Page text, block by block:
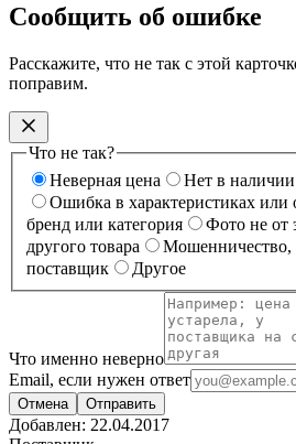
Сообщить об ошибке
Расскажите, что не так с этой
поправим.
Что не так?
Неверная цена
Нет в наличии
Ошибка в характеристиках или
бренд или категория
Фото не от
другого товара
Мошенничество,
поставщик
Другое
Что именно неверно
Email, если нужен ответ
Отмена Отправить
Добавлен: 22.04.2017